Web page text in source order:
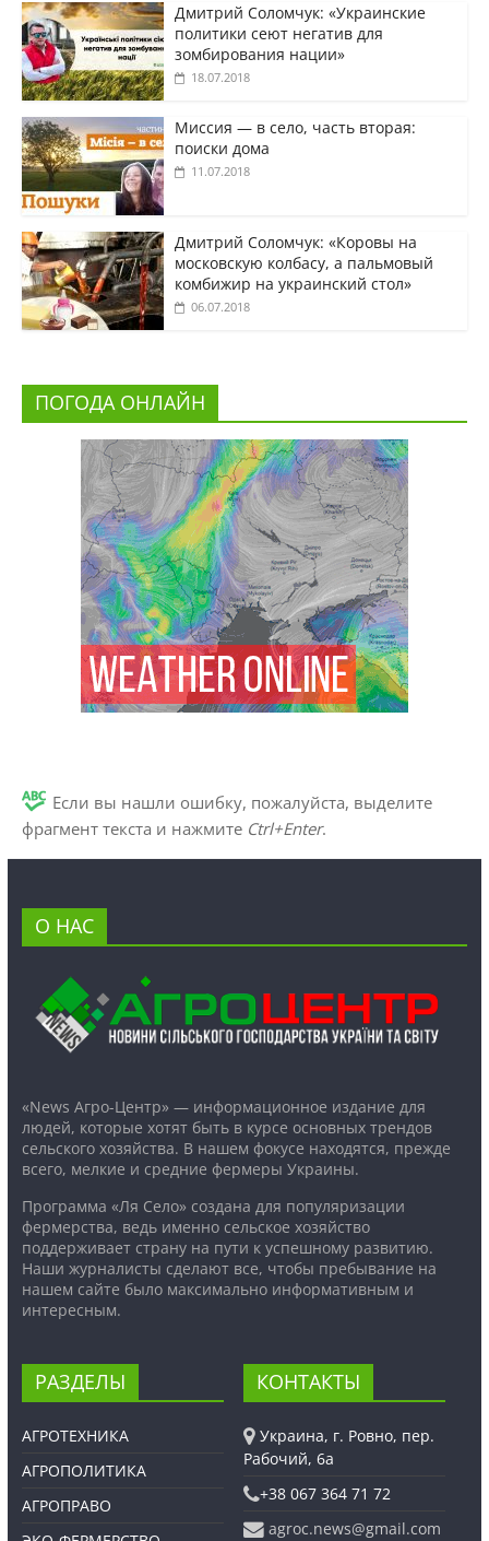
Дмитрий Соломчук: «Украинские
политики сеют негатив для
зомбирования нации»
18.07.2018
Миссия — в село, часть вторая:
поиски дома
11.07.2018
Дмитрий Соломчук: «Коровы на
московскую колбасу, а пальмовый
комбижир на украинский стол»
06.07.2018
ПОГОДА ОНЛАЙН
Если вы нашли ошибку, пожалуйста, выделите
фрагмент текста и нажмите Ctrl+Enter.
О НАС
«News Агро-Центр» — информационное издание для
людей, которые хотят быть в курсе основных трендов
сельского хозяйства. В нашем фокусе находятся, прежде
всего, мелкие и средние фермеры Украины.
Программа «Ля Село» создана для популяризации
фермерства, ведь именно сельское хозяйство
поддерживает страну на пути к успешному развитию.
Наши журналисты сделают все, чтобы пребывание на
нашем сайте было максимально информативным и
интересным.
РАЗДЕЛЫ
АГРОТЕХНИКА
АГРОПОЛИТИКА
АГРОПРАВО
КОНТАКТЫ
Украина, г. Ровно, пер.
Рабочий, 6а
+38 067 364 71 72
agroc.news@gmail.com